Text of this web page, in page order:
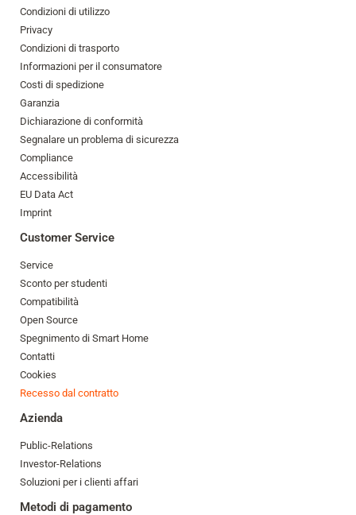
Condizioni di utilizzo
Privacy
Condizioni di trasporto
Informazioni per il consumatore
Costi di spedizione
Garanzia
Dichiarazione di conformità
Segnalare un problema di sicurezza
Compliance
Accessibilità
EU Data Act
Imprint
Customer Service
Service
Sconto per studenti
Compatibilità
Open Source
Spegnimento di Smart Home
Contatti
Cookies
Recesso dal contratto
Azienda
Public-Relations
Investor-Relations
Soluzioni per i clienti affari
Metodi di pagamento